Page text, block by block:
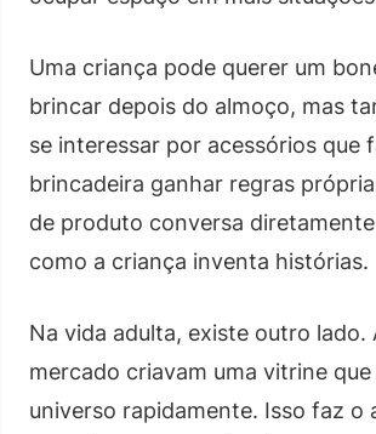
Uma criança pode querer um
brincar depois do almoço, mas
se interessar por acessórios que
brincadeira ganhar regras
de produto conversa
como a criança inventa histórias.
Na vida adulta, existe outro lado.
mercado criavam uma vitrine
universo rapidamente. Isso faz o